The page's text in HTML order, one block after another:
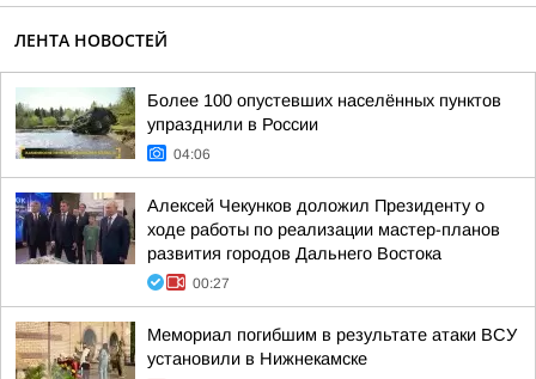
ЛЕНТА НОВОСТЕЙ
Более 100 опустевших населённых пунктов
упразднили в России
04:06
Алексей Чекунков доложил Президенту о
ходе работы по реализации мастер-планов
развития городов Дальнего Востока
00:27
Мемориал погибшим в результате атаки ВСУ
установили в Нижнекамске